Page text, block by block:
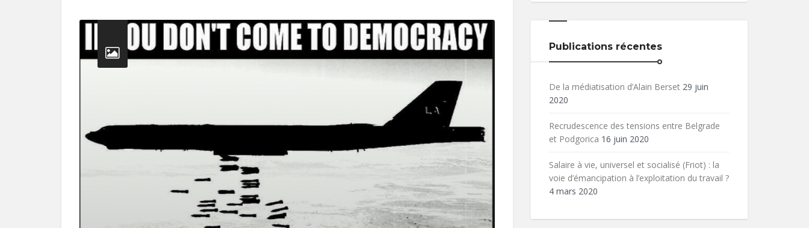
Publications récentes
De la médiatisation d’Alain Berset 29 juin
2020
Recrudescence des tensions entre Belgrade
et Podgorica 16 juin 2020
Salaire à vie, universel et socialisé (Friot) : la
voie d’émancipation à l’exploitation du travail ?
4 mars 2020